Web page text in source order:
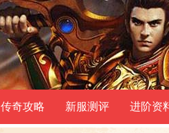
传奇攻略 新服测评 进阶资